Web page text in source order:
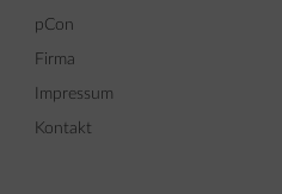
pCon
Firma
Impressum
Kontakt